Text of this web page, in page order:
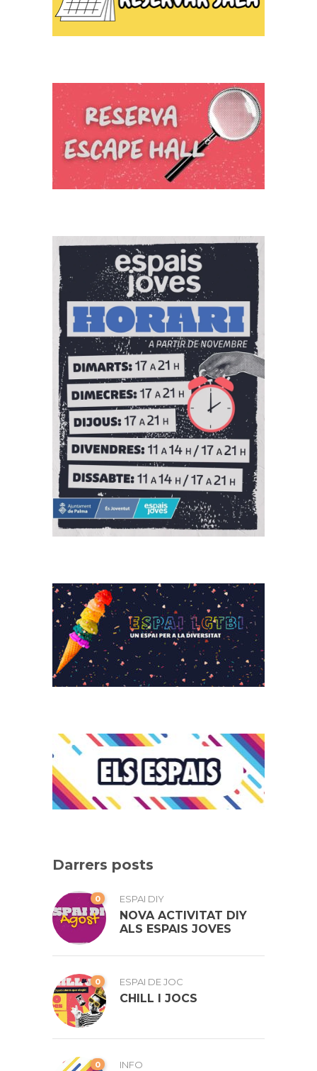
Darrers posts
0 ESPAI DIY
NOVA ACTIVITAT DIY
ALS ESPAIS JOVES
0 ESPAI DE JOC
CHILL I JOCS
0 INFO